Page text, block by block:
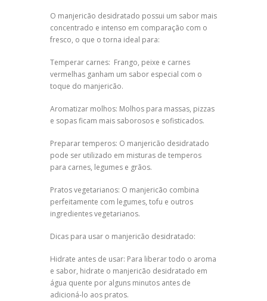
O manjericão desidratado possui um sabor mais
concentrado e intenso em comparação com o
fresco, o que o torna ideal para:
Temperar carnes: Frango, peixe e carnes
vermelhas ganham um sabor especial com o
toque do manjericão.
Aromatizar molhos: Molhos para massas, pizzas
e sopas ficam mais saborosos e sofisticados.
Preparar temperos: O manjericão desidratado
pode ser utilizado em misturas de temperos
para carnes, legumes e grãos.
Pratos vegetarianos: O manjericão combina
perfeitamente com legumes, tofu e outros
ingredientes vegetarianos.
Dicas para usar o manjericão desidratado:
Hidrate antes de usar: Para liberar todo o aroma
e sabor, hidrate o manjericão desidratado em
água quente por alguns minutos antes de
adicioná-lo aos pratos.